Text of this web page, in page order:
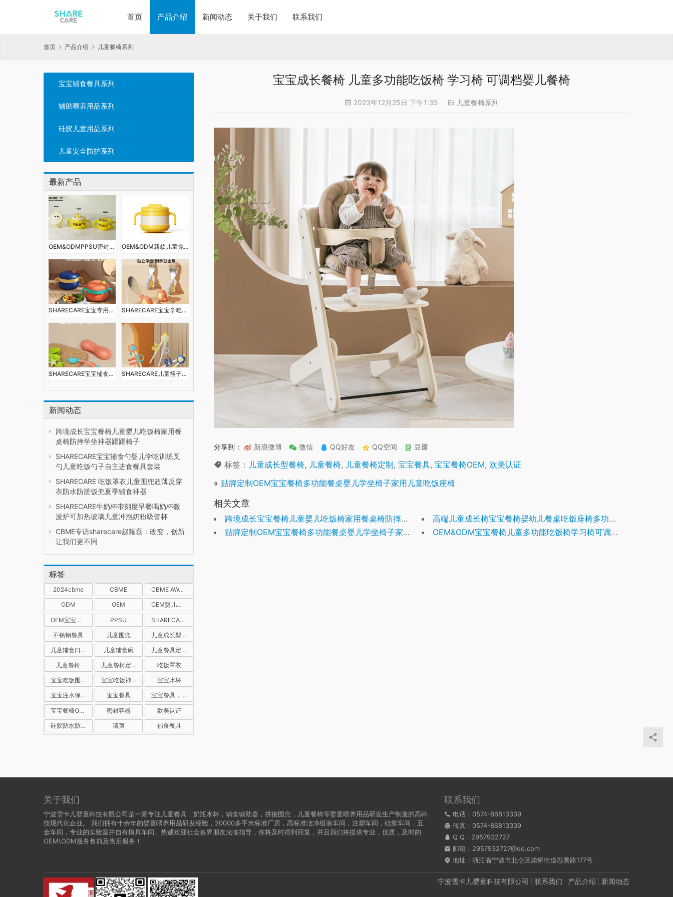
首页 产品介绍 新闻动态 关于我们 联系我们
首页 产品介绍 儿童餐椅系列
宝宝辅食餐具系列
辅助喂养用品系列
硅胶儿童用品系列
儿童安全防护系列
最新产品
OEM&ODMPPSU密封辅食盒水杯学饮杯辅食碗多功能便携外带宝宝餐具 OEM&ODM新款儿童免注水保温碗防烫婴儿便携多功能餐具幼儿防摔316L
SHARECARE宝宝专用注水保温碗辅食碗婴儿童恒温餐盘吸盘碗不锈钢餐具 SHARECARE宝宝学吃饭短柄勺子叉子餐具婴儿辅食训练儿童不锈钢叉勺套装
SHARECARE宝宝辅食勺婴儿学吃训练叉勺儿童吃饭勺子自主进食餐具套装 SHARECARE儿童筷子训练筷一段2 3 6岁宝宝练习筷二段便携式小孩学习筷
新闻动态
跨境成长宝宝餐椅儿童婴儿吃饭椅家用餐
桌椅防摔学坐神器踢踢椅子
SHARECARE宝宝辅食勺婴儿学吃训练叉
勺儿童吃饭勺子自主进食餐具套装
SHARECARE 吃饭罩衣儿童围兜超薄反穿
衣防水防脏饭兜夏季辅食神器
SHARECARE牛奶杯带刻度早餐喝奶杯微
波炉可加热玻璃儿童冲泡奶粉吸管杯
CBME专访sharecare赵耀磊：改变，创新
让我们更不同
标签
2024cbme CBME CBME AWARDS孕婴童产业奖
ODM OEM OEM婴儿防水围兜
OEM宝宝喂养餐具 PPSU SHARECARE
不锈钢餐具 儿童围兜 儿童成长型餐椅
儿童辅食口水饭兜 儿童辅食碗 儿童餐具定制
儿童餐椅 儿童餐椅定制 吃饭罩衣
宝宝吃饭围嘴 宝宝吃饭神器 宝宝水杯
宝宝注水保温碗 宝宝餐具 宝宝餐具，儿童餐具，注水保温碗，真空保温碗，儿童辅食碗
宝宝餐椅OEM 密封容器 欧美认证
硅胶防水防脏神器 请柬 辅食餐具
宝宝成长餐椅 儿童多功能吃饭椅 学习椅 可调档婴儿餐椅
2023年12月25日 下午1:35 儿童餐椅系列
分享到： 新浪微博 微信 QQ好友 QQ空间 豆瓣
标签： 儿童成长型餐椅, 儿童餐椅, 儿童餐椅定制, 宝宝餐具, 宝宝餐椅OEM, 欧美认证
« 贴牌定制OEM宝宝餐椅多功能餐桌婴儿学坐椅子家用儿童吃饭座椅
相关文章
跨境成长宝宝餐椅儿童婴儿吃饭椅家用餐桌椅防摔学坐神器踢踢椅子
高端儿童成长椅宝宝餐椅婴幼儿餐桌吃饭座椅多功能学习椅
贴牌定制OEM宝宝餐椅多功能餐桌婴儿学坐椅子家用儿童吃饭座椅
OEM&ODM宝宝餐椅儿童多功能吃饭椅学习椅可调档婴儿餐桌
关于我们
宁波雪卡儿婴童科技有限公司是一家专注儿童餐具，奶瓶水杯，辅食辅助器，拼接围兜，儿童餐椅等婴童喂养用品研发生产制造的高科
技现代化企业。 我们拥有十余年的婴童喂养用品研发经验，20000多平米标准厂房，高标准洁净组装车间，注塑车间，硅胶车间，五
金车间，专业的实验室并自有模具车间。热诚欢迎社会各界朋友光临指导，你将及时得到回复，并且我们将提供专业，优质，及时的
OEM\ODM服务售前及售后服务！
联系我们
电话：0574-86813339
传真：0574-86813339
Q Q： 2957932727
邮箱：2957932727@qq.com
地址：浙江省宁波市北仑区柴桥街道芯善路177号
宁波雪卡儿婴童科技有限公司 联系我们 产品介绍 新闻动态